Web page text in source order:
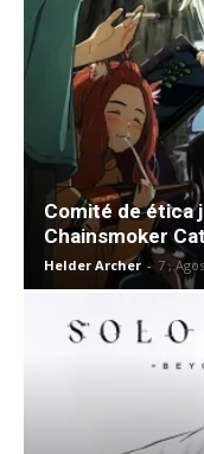
Comité de ética
Chainsmoker Cat
Helder Archer - 7 ,